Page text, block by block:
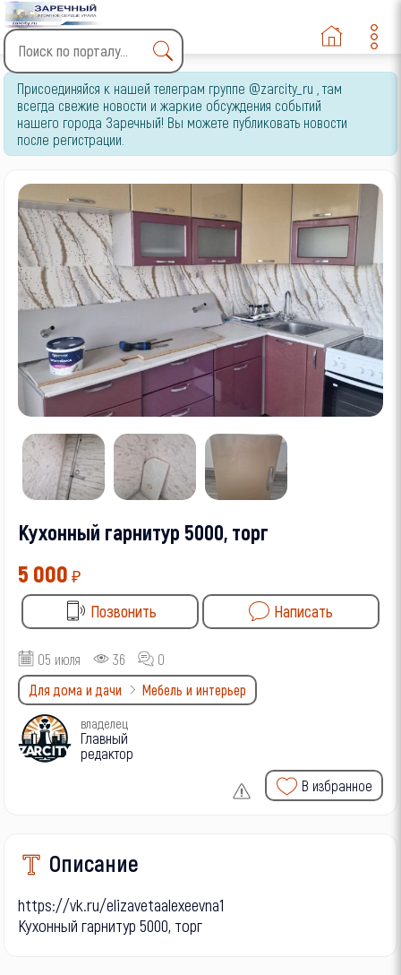
Type 2 or more characters
for results.
Присоединяйся к нашей телеграм группе @zarcity_ru , там
всегда свежие новости и жаркие обсуждения событий
нашего города Заречный! Вы можете публиковать новости
после регистрации.
Кухонный гарнитур 5000, торг
5 000 ₽
Позвонить
Написать
05 июля 36
0
Для дома и дачи
Мебель и интерьер
владелец
Главный
редактор
В избранное
Описание
https://vk.ru/elizavetaalexeevna1
Кухонный гарнитур 5000, торг